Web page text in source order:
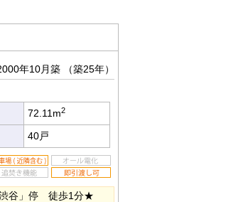
年10月築
（築25年）
72.11m2
40戸
渋谷」停 徒歩1分★